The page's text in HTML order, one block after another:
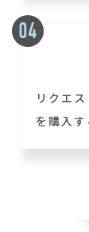
リクエ
を購入す